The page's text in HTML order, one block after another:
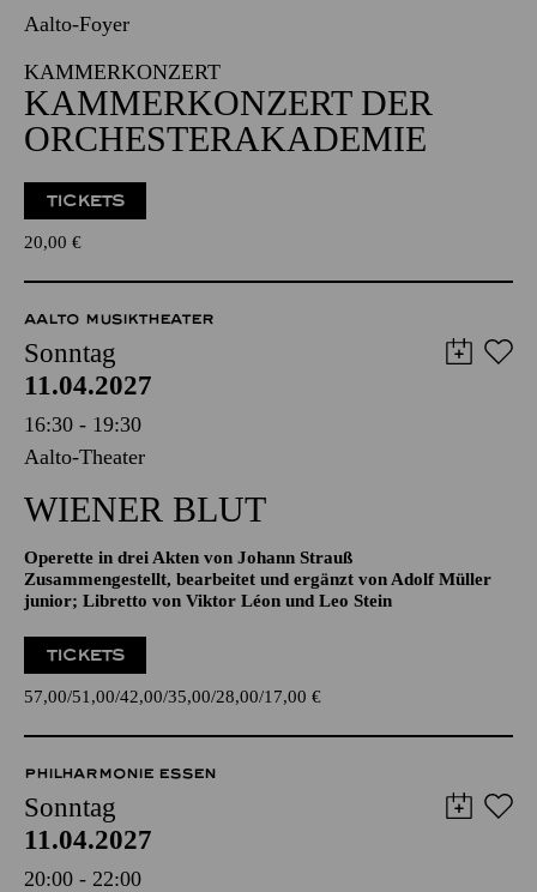
Aalto-Foyer
KAMMERKONZERT
KAMMERKONZERT DER
ORCHESTERAKADEMIE
TICKETS
20,00 €
AALTO MUSIKTHEATER
Sonntag
11.04.2027
16:30 - 19:30
Aalto-Theater
WIENER BLUT
Operette in drei Akten von Johann Strauß
Zusammengestellt, bearbeitet und ergänzt von Adolf Müller
junior; Libretto von Viktor Léon und Leo Stein
TICKETS
57,00 51,00 42,00 35,00 28,00 17,00 €
PHILHARMONIE ESSEN
Sonntag
11.04.2027
20:00 - 22:00